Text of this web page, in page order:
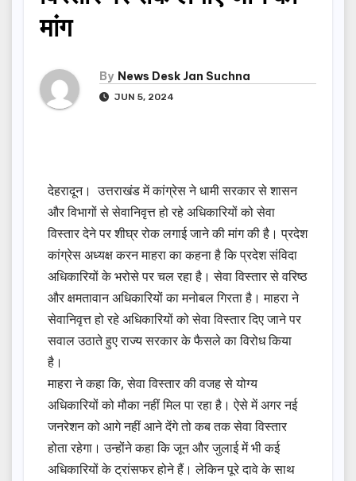
मांग
By News Desk Jan Suchna
JUN 5, 2024
देहरादून। उत्तराखंड में कांग्रेस ने धामी सरकार से शासन
और विभागों से सेवानिवृत्त हो रहे अधिकारियों को सेवा
विस्तार देने पर शीघ्र रोक लगाई जाने की मांग की है। प्रदेश
कांग्रेस अध्यक्ष करन माहरा का कहना है कि प्रदेश संविदा
अधिकारियों के भरोसे पर चल रहा है। सेवा विस्तार से वरिष्ठ
और क्षमतावान अधिकारियों का मनोबल गिरता है। माहरा ने
सेवानिवृत्त हो रहे अधिकारियों को सेवा विस्तार दिए जाने पर
सवाल उठाते हुए राज्य सरकार के फैसले का विरोध किया
है।
माहरा ने कहा कि, सेवा विस्तार की वजह से योग्य
अधिकारियों को मौका नहीं मिल पा रहा है। ऐसे में अगर नई
जनरेशन को आगे नहीं आने देंगे तो कब तक सेवा विस्तार
होता रहेगा। उन्होंने कहा कि जून और जुलाई में भी कई
अधिकारियों के ट्रांसफर होने हैं। लेकिन पूरे दावे के साथ